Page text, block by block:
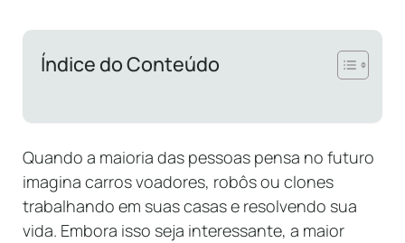
Índice do Conteúdo
Quando a maioria das pessoas pensa no futuro
imagina carros voadores, robôs ou clones
trabalhando em suas casas e resolvendo sua
vida. Embora isso seja interessante, a maior